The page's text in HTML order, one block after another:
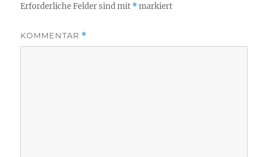
Erforderliche Felder sind mit *markiert
KOMMENTAR *